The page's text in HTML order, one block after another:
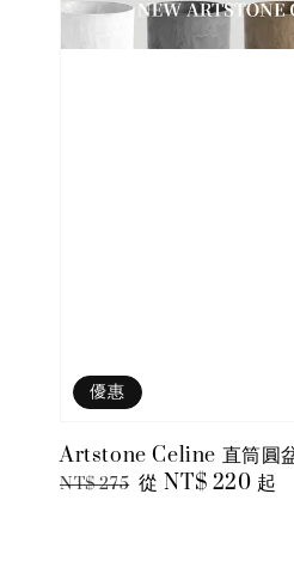
優惠
Artstone Celine 直筒圓
Regular
NT$ 275 Sale
從NT$ 220 起